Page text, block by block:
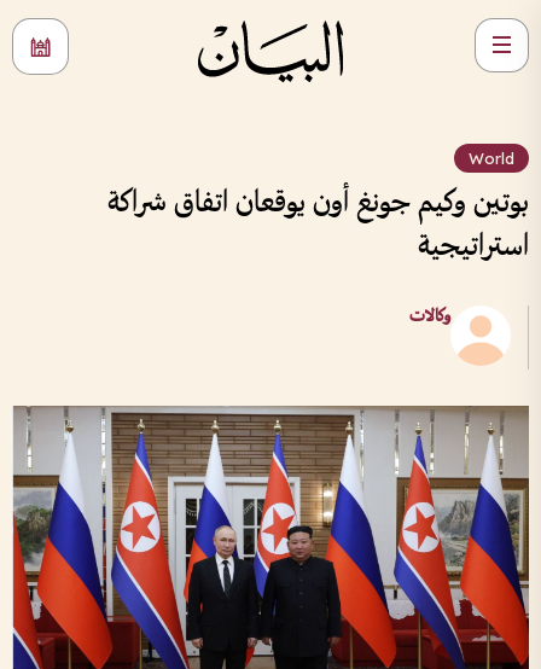
World
بوتين وكيم جونغ أون يوقعان اتفاق شراكة
استراتيجية
وكالات